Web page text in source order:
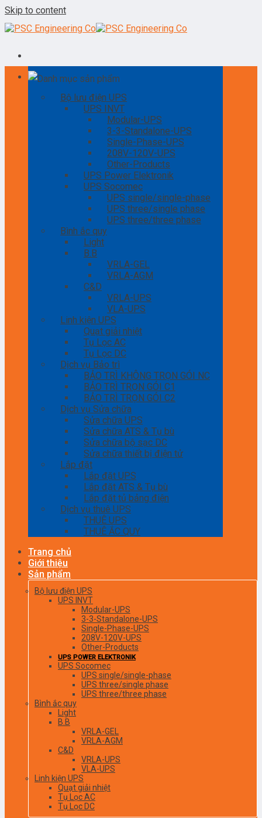
Skip to content
Danh mục sản phẩm
Bộ lưu điện UPS
UPS INVT
Modular-UPS
3-3-Standalone-UPS
Single-Phase-UPS
208V-120V-UPS
Other-Products
UPS Power Elektronik
UPS Socomec
UPS single/single-phase
UPS three/single phase
UPS three/three phase
Bình ắc quy
Light
B.B
VRLA-GEL
VRLA-AGM
C&D
VRLA-UPS
VLA-UPS
Linh kiện UPS
Quạt giải nhiệt
Tụ Lọc AC
Tụ Lọc DC
Dịch vụ Bảo trì
BẢO TRÌ KHÔNG TRỌN GÓI NC
BẢO TRÌ TRỌN GÓI C1
BẢO TRÌ TRỌN GÓI C2
Dịch vụ Sửa chữa
Sửa chữa UPS
Sửa chữa ATS & Tụ bù
Sửa chữa bộ sạc DC
Sửa chữa thiết bị điện tử
Lắp đặt
Lắp đặt UPS
Lắp đặt ATS & Tụ bù
Lắp đặt tủ bảng điện
Dịch vụ thuê UPS
THUÊ UPS
THUÊ ẮC QUY
Trang chủ
Giới thiệu
Sản phẩm
Bộ lưu điện UPS
UPS INVT
Modular-UPS
3-3-Standalone-UPS
Single-Phase-UPS
208V-120V-UPS
Other-Products
UPS POWER ELEKTRONIK
UPS Socomec
UPS single/single-phase
UPS three/single phase
UPS three/three phase
Bình ắc quy
Light
B.B
VRLA-GEL
VRLA-AGM
C&D
VRLA-UPS
VLA-UPS
Linh kiện UPS
Quạt giải nhiệt
Tụ Lọc AC
Tụ Lọc DC